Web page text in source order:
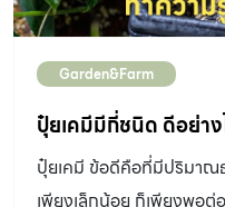
เป็นอย่างมาก บนพื้นที่
ต้นน้ำถึงปลายน้ำ มุ่งถ่ายท
นวัตกรรมเกษตร โดยต่อ
Solutions หรือ KAS ซึ่ง
เป็นเอกลักษณ์เฉพาะของ
Garden&Farm
ปุ๋ยเคมีมีกี่ชนิด ดีอย่าง
ปุ๋ยเคมี ข้อดีคือที่มีปริมาณ
เพียงเล็กน้อย ก็เพียงพอ